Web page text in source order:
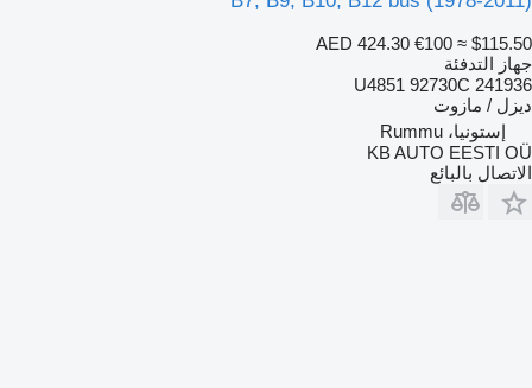
AED 424.30 €100 ≈ $115.50
جهاز التدفئة
U4851 92730C 241936
ديزل / مازوت
إستونيا، Rummu
KB AUTO EESTI OÜ
الاتصال بالبائع